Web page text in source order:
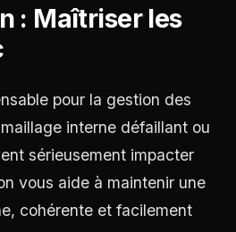
: Maîtriser les
pour la gestion des
interne défaillant ou
sérieusement impacter
vous aide à maintenir une
cohérente et facilement